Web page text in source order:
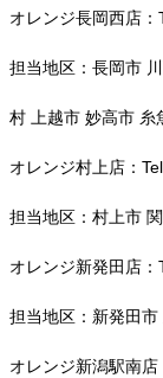
オレンジ長岡西店：
担当地区：長岡市
村 上越市 妙高市 糸
オレンジ村上店：Tel
担当地区：村上市
オレンジ新発田店：
担当地区：新発田
オレンジ新潟駅南店